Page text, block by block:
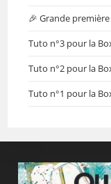
🎉 Grande
Tuto n°3 pour la
Tuto n°2 pour la
Tuto n°1 pour la